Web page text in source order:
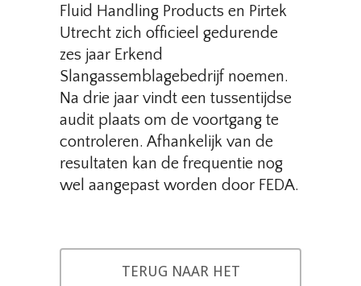
Fluid Handling Products en Pirtek
Utrecht zich officieel gedurende
zes jaar Erkend
Slangassemblagebedrijf noemen.
Na drie jaar vindt een tussentijdse
audit plaats om de voortgang te
controleren. Afhankelijk van de
resultaten kan de frequentie nog
wel aangepast worden door FEDA.
TERUG NAAR HET